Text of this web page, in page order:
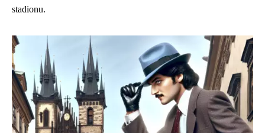
stadionu.